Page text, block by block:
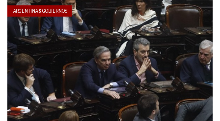
ARGENTINA & GOBIERNOS